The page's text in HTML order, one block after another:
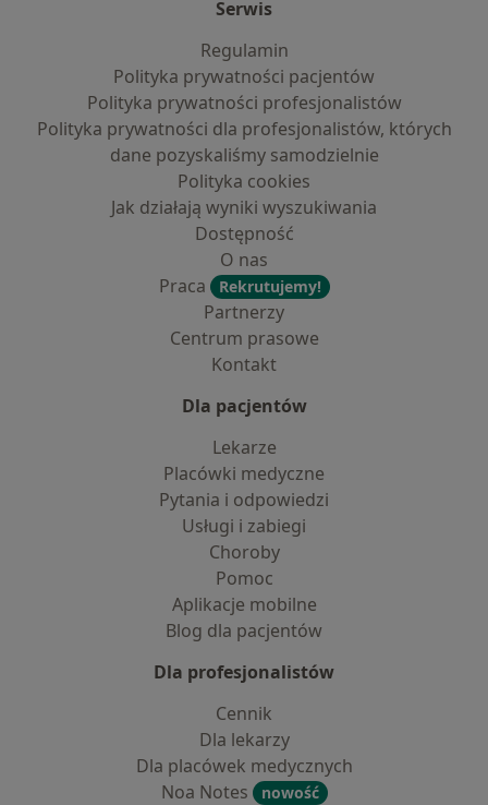
Serwis
Regulamin
Polityka prywatności pacjentów
Polityka prywatności profesjonalistów
Polityka prywatności dla profesjonalistów, których
dane pozyskaliśmy samodzielnie
Polityka cookies
Jak działają wyniki wyszukiwania
Dostępność
O nas
Praca
Rekrutujemy!
Partnerzy
Centrum prasowe
Kontakt
Dla pacjentów
Lekarze
Placówki medyczne
Pytania i odpowiedzi
Usługi i zabiegi
Choroby
Pomoc
Aplikacje mobilne
Blog dla pacjentów
Dla profesjonalistów
Cennik
Dla lekarzy
Dla placówek medycznych
Noa Notes
nowość